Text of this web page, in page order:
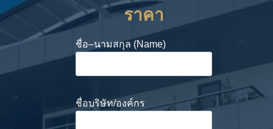
ราคา
ชื่อ–นามสกุล (Name)
ชื่อบริษัท/องค์กร